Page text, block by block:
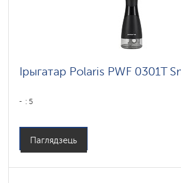
Ірыгатар Polaris PWF 0301T
: 5
Паглядзець